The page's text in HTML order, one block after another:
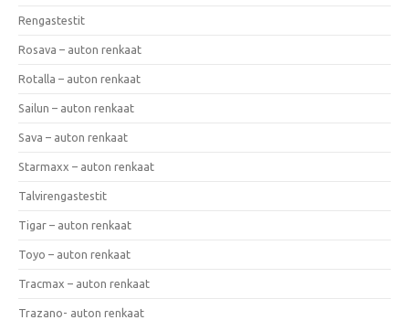
Rengastestit
Rosava – auton renkaat
Rotalla – auton renkaat
Sailun – auton renkaat
Sava – auton renkaat
Starmaxx – auton renkaat
Talvirengastestit
Tigar – auton renkaat
Toyo – auton renkaat
Tracmax – auton renkaat
Trazano- auton renkaat